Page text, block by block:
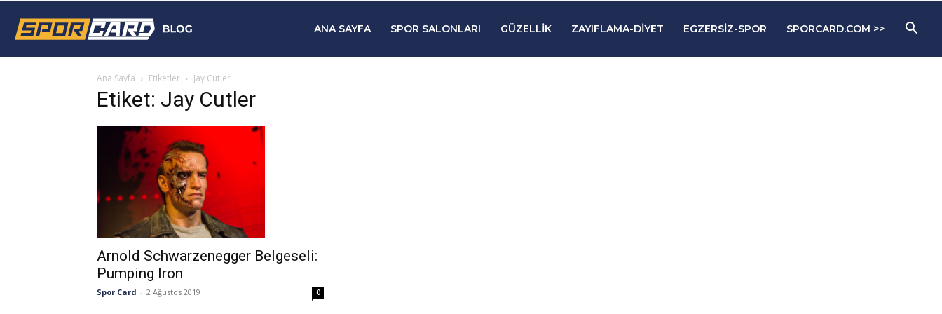
Blog
ANA SAYFA SPOR SALONLARI GÜZELLIK ZAYIFLAMA-DIYET EGZERSIZ-SPOR SPORCARD.COM >>
Ana Sayfa Etiketler Jay Cutler
Etiket: Jay Cutler
Arnold Schwarzenegger Belgeseli:
Pumping Iron
Spor Card - 2 Ağustos 2019 0